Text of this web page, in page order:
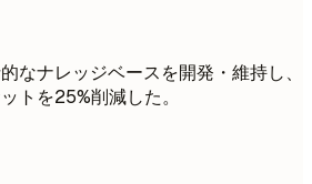
なナレッジベースを開発・維持し、
トを25%削減した。